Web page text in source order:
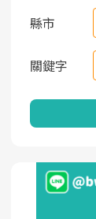
縣市
關鍵字